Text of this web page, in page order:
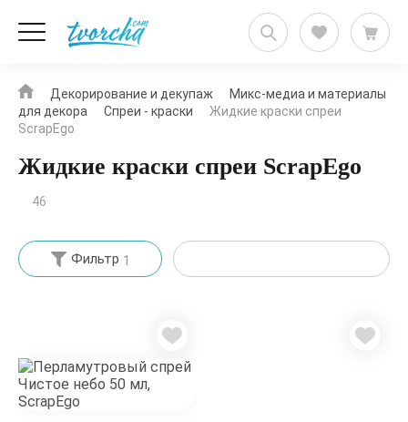
Декорирование и декупаж
Микс-медиа и материалы
для декора
Спреи - краски
Жидкие краски спреи
ScrapEgo
Жидкие краски спреи ScrapEgo
46
Фильтр 1